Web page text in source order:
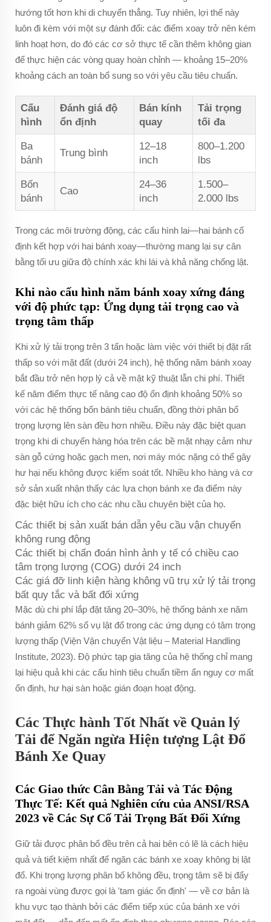
hướng tốt hơn khi di chuyển thẳng. Tuy nhiên, lợi thế này
luôn đi kèm với một sự đánh đổi: các điểm xoay trở nên kém
linh hoạt hơn, do đó các cơ sở thực tế cần thêm không gian
để thực hiện các vòng quay hoàn chỉnh — khoảng 15–20%
khoảng cách an toàn bổ sung so với yêu cầu tiêu chuẩn.
Cấu
hình
Đánh giá độ
ổn định
Bán kính
quay
Tải trọng
tối đa
Ba
bánh
Trung bình
12–18
inch
800–1.200
lbs
Bốn
bánh
Cao
24–36
inch
1.500–
2.000 lbs
Trong các môi trường động, các cấu hình lai—hai bánh cố
định kết hợp với hai bánh xoay—thường mang lại sự cân
bằng tối ưu giữa độ chính xác khi lái và khả năng chống lật.
Khi nào cấu hình năm bánh xoay xứng đáng
với độ phức tạp: Ứng dụng tải trọng cao và
trọng tâm thấp
Khi xử lý tải trọng trên 3 tấn hoặc làm việc với thiết bị đặt rất
thấp so với mặt đất (dưới 24 inch), hệ thống năm bánh xoay
bắt đầu trở nên hợp lý cả về mặt kỹ thuật lẫn chi phí. Thiết
kế năm điểm thực tế nâng cao độ ổn định khoảng 50% so
với các hệ thống bốn bánh tiêu chuẩn, đồng thời phân bổ
trọng lượng lên sàn đều hơn nhiều. Điều này đặc biệt quan
trọng khi di chuyển hàng hóa trên các bề mặt nhạy cảm như
sàn gỗ cứng hoặc gạch men, nơi máy móc nặng có thể gây
hư hại nếu không được kiểm soát tốt. Nhiều kho hàng và cơ
sở sản xuất nhận thấy các lựa chọn bánh xe đa điểm này
đặc biệt hữu ích cho các nhu cầu chuyên biệt của họ.
Các thiết bị sản xuất bán dẫn yêu cầu vận chuyển
không rung động
Các thiết bị chẩn đoán hình ảnh y tế có chiều cao
tâm trọng lượng (COG) dưới 24 inch
Các giá đỡ linh kiện hàng không vũ trụ xử lý tải trọng
bất quy tắc và bất đối xứng
Mặc dù chi phí lắp đặt tăng 20–30%, hệ thống bánh xe năm
bánh giảm 62% số vụ lật đổ trong các ứng dụng có tâm trọng
lượng thấp (Viện Vận chuyển Vật liệu – Material Handling
Institute, 2023). Độ phức tạp gia tăng của hệ thống chỉ mang
lại hiệu quả khi các cấu hình tiêu chuẩn tiềm ẩn nguy cơ mất
ổn định, hư hại sàn hoặc gián đoạn hoạt động.
Các Thực hành Tốt Nhất về Quản lý
Tải để Ngăn ngừa Hiện tượng Lật Đổ
Bánh Xe Quay
Các Giao thức Cân Bằng Tải và Tác Động
Thực Tế: Kết quả Nghiên cứu của ANSI/RSA
2023 về Các Sự Cố Tải Trọng Bất Đối Xứng
Giữ tải được phân bố đều trên cả hai bên có lẽ là cách hiệu
quả và tiết kiệm nhất để ngăn các bánh xe xoay không bị lật
đổ. Khi trọng lượng phân bố không đều, trọng tâm sẽ bị đẩy
ra ngoài vùng được gọi là 'tam giác ổn định' — về cơ bản là
khu vực tạo thành bởi các điểm tiếp xúc của bánh xe với